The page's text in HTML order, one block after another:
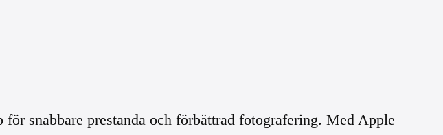
snabbare prestanda och förbättrad fotografering. Med Apple